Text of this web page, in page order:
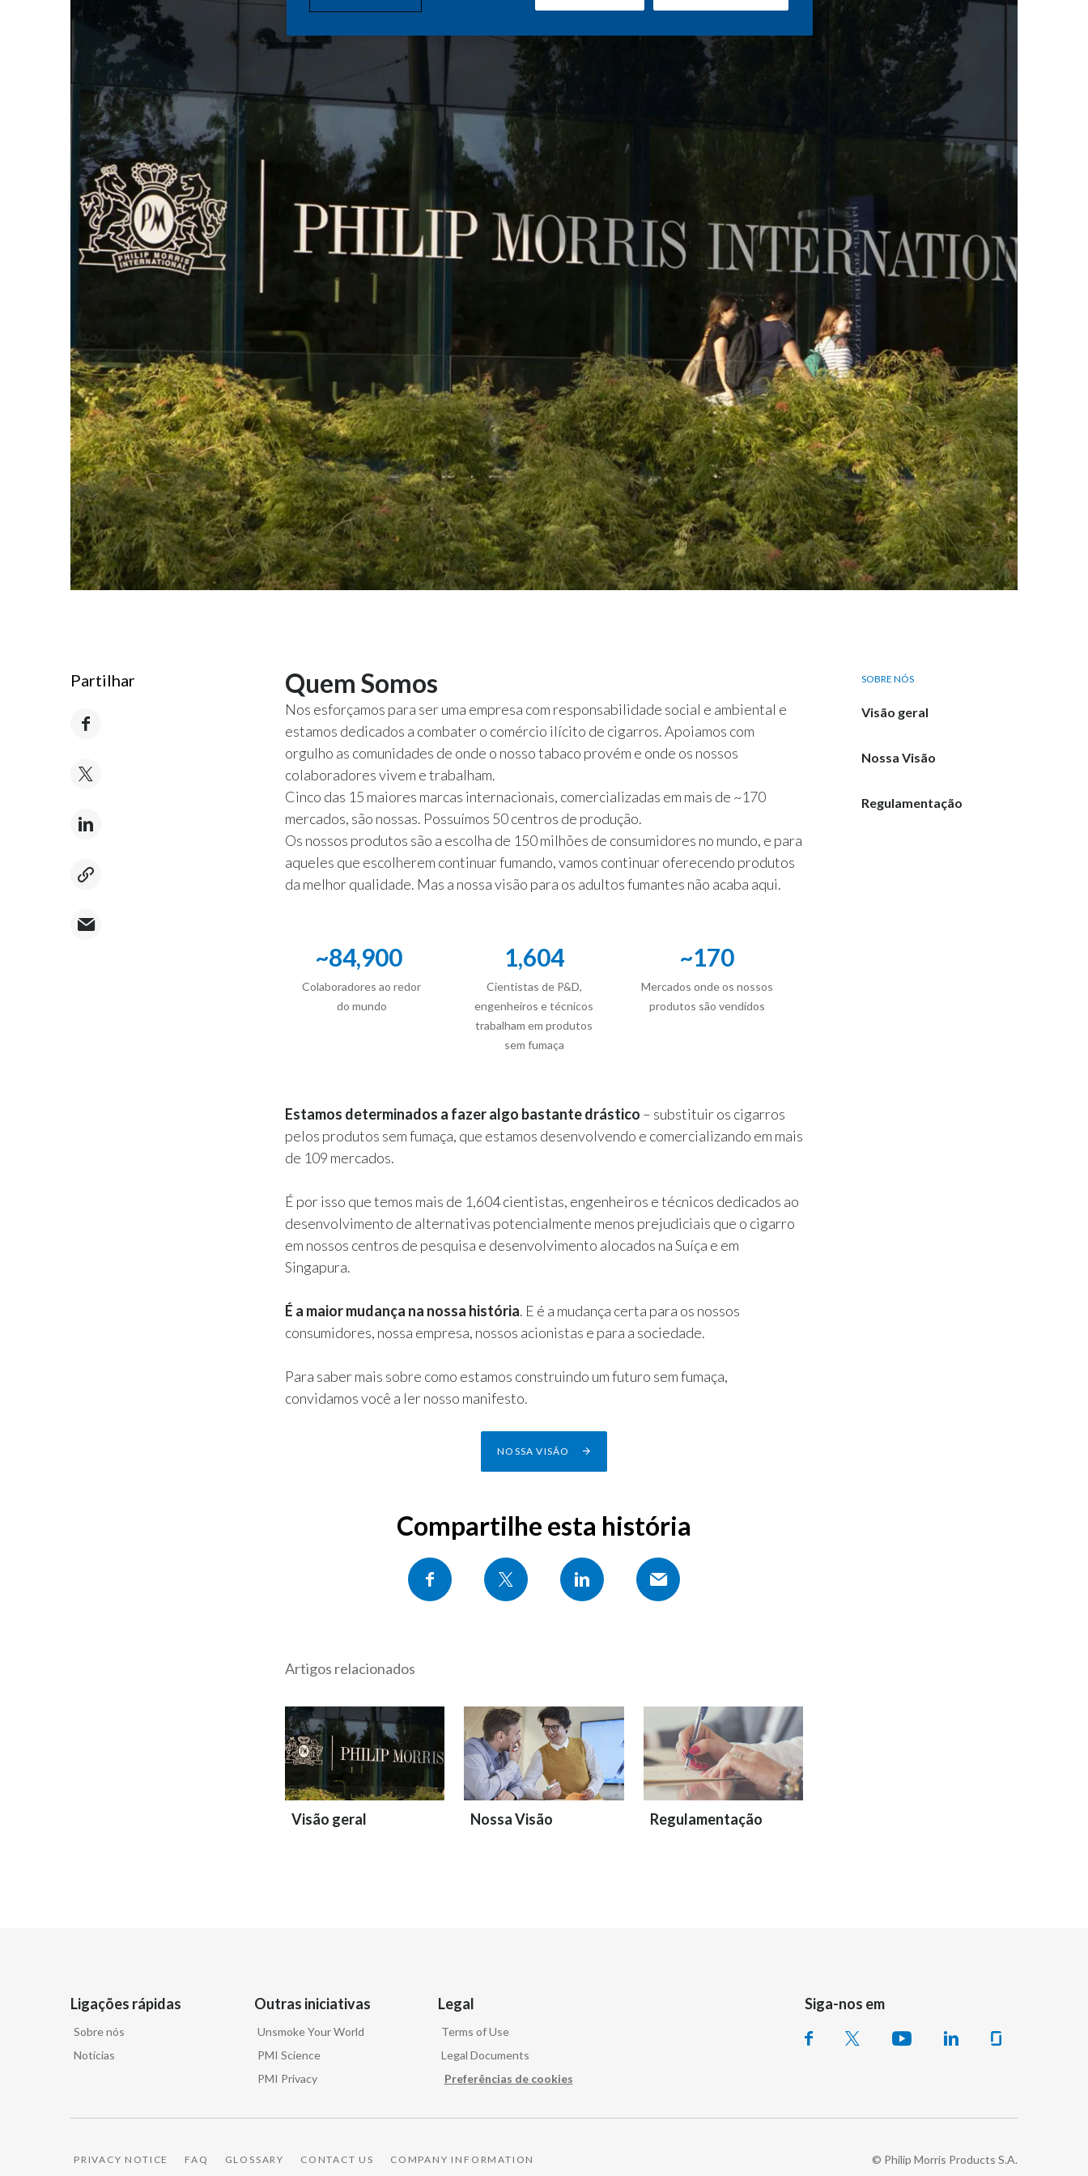
Partilhar Quem Somos
Nos esforçamos para ser uma empresa com responsabilidade social e ambiental e
estamos dedicados a combater o comércio ilícito de cigarros. Apoiamos com
orgulho as comunidades de onde o nosso tabaco provém e onde os nossos
colaboradores vivem e trabalham.
Cinco das 15 maiores marcas internacionais, comercializadas em mais de ~170
mercados, são nossas. Possuímos 50 centros de produção.
Os nossos produtos são a escolha de 150 milhões de consumidores no mundo, e para
aqueles que escolherem continuar fumando, vamos continuar oferecendo produtos
da melhor qualidade. Mas a nossa visão para os adultos fumantes não acaba aqui.
~84,900
Colaboradores ao redor
do mundo
1,604
Cientistas de P&D,
engenheiros e técnicos
trabalham em produtos
sem fumaça
~170
Mercados onde os nossos
produtos são vendidos
Estamos determinados a fazer algo bastante drástico – substituir os cigarros
pelos produtos sem fumaça, que estamos desenvolvendo e comercializando em mais
de 109 mercados.
É por isso que temos mais de 1,604 cientistas, engenheiros e técnicos dedicados ao
desenvolvimento de alternativas potencialmente menos prejudiciais que o cigarro
em nossos centros de pesquisa e desenvolvimento alocados na Suíça e em
Singapura.
É a maior mudança na nossa história. E é a mudança certa para os nossos
consumidores, nossa empresa, nossos acionistas e para a sociedade.
Para saber mais sobre como estamos construindo um futuro sem fumaça,
convidamos você a ler nosso manifesto.
NOSSA VISÃO
Compartilhe esta história
Artigos relacionados
Visão geral Nossa Visão Regulamentação
SOBRE NÓS
Visão geral
Nossa Visão
Regulamentação
Ligações rápidas
Sobre nós
Notícias
Outras iniciativas
Unsmoke Your World
PMI Science
PMI Privacy
Legal
Terms of Use
Legal Documents
Preferências de cookies
Siga-nos em
PRIVACY NOTICE FAQ GLOSSARY CONTACT US COMPANY INFORMATION © Philip Morris Products S.A.